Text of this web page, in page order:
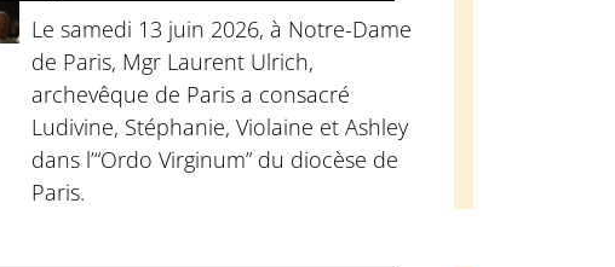
Le samedi 13 juin 2026, à Notre-Dame
de Paris, Mgr Laurent Ulrich,
archevêque de Paris a consacré
Ludivine, Stéphanie, Violaine et Ashley
dans l’“Ordo Virginum” du diocèse de
Paris.